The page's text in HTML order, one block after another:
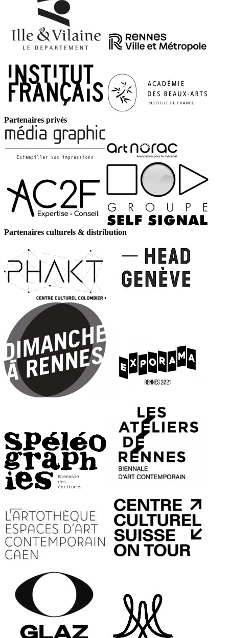
Partenaires privés
Partenaires culturels & distribution